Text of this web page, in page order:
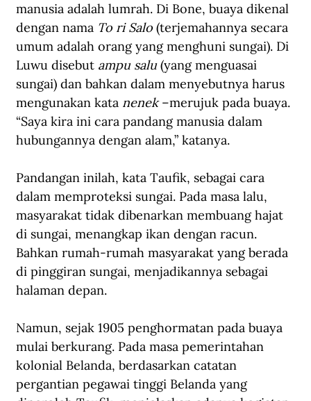
manusia adalah lumrah. Di Bone, buaya dikenal
dengan nama To ri Salo (terjemahannya secara
umum adalah orang yang menghuni sungai). Di
Luwu disebut ampu salu (yang menguasai
sungai) dan bahkan dalam menyebutnya harus
mengunakan kata nenek –merujuk pada buaya.
“Saya kira ini cara pandang manusia dalam
hubungannya dengan alam,” katanya.
Pandangan inilah, kata Taufik, sebagai cara
dalam memproteksi sungai. Pada masa lalu,
masyarakat tidak dibenarkan membuang hajat
di sungai, menangkap ikan dengan racun.
Bahkan rumah-rumah masyarakat yang berada
di pinggiran sungai, menjadikannya sebagai
halaman depan.
Namun, sejak 1905 penghormatan pada buaya
mulai berkurang. Pada masa pemerintahan
kolonial Belanda, berdasarkan catatan
pergantian pegawai tinggi Belanda yang